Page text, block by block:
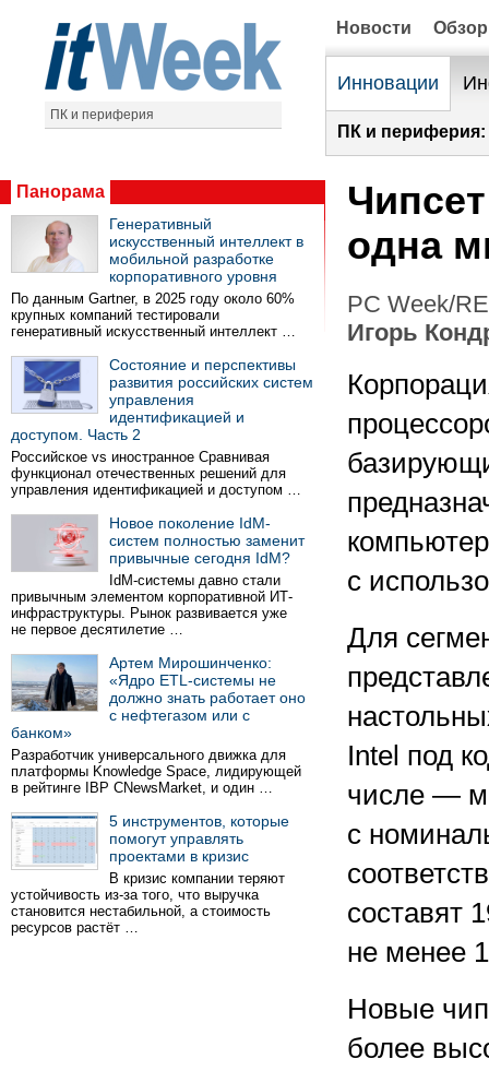
ПК и периферия
Новости
Инновации
ПК и периферия:
Панорама
Генеративный
искусственный интеллект в
мобильной разработке
корпоративного уровня
По данным Gartner, в 2025 году около 60%
крупных компаний тестировали
генеративный искусственный интеллект …
Состояние и перспективы
развития российских систем
управления
идентификацией и
доступом. Часть 2
Российское vs иностранное Сравнивая
функционал отечественных решений для
управления идентификацией и доступом …
Новое поколение IdM-
систем полностью заменит
привычные сегодня IdM?
IdM-системы давно стали
привычным элементом корпоративной ИТ-
инфраструктуры. Рынок развивается уже
не первое десятилетие …
Артем Мирошинченко:
«Ядро ETL-системы не
должно знать работает оно
с нефтегазом или с
банком»
Разработчик универсального движка для
платформы Knowledge Space, лидирующей
в рейтинге IBP CNewsMarket, и один …
5 инструментов, которые
помогут управлять
проектами в кризис
В кризис компании теряют
устойчивость из-за того, что выручка
становится нестабильной, а стоимость
ресурсов растёт …
одна
PC Week/
Игорь
с
Для
Intel под
числе —
с
составят
не менее
Новые
более